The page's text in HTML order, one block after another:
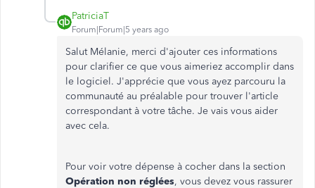
PatriciaT
Forum|Forum|5 years ago
Salut Mélanie, merci d'ajouter ces informations
pour clarifier ce que vous aimeriez accomplir dans
le logiciel. J'apprécie que vous ayez parcouru la
communauté au préalable pour trouver l'article
correspondant à votre tâche. Je vais vous aider
avec cela.
Pour voir votre dépense à cocher dans la section
Opération non réglées, vous devez vous rassurer